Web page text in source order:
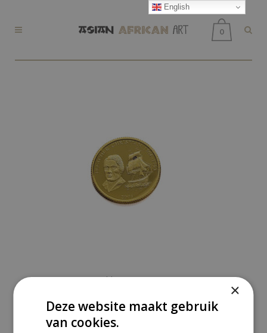
0
Golden Coins,Various
SAMOA 10 TALA 2003 FLETCHER
CHRISTIAN
€
English
×
Deze website maakt gebruik
van cookies.